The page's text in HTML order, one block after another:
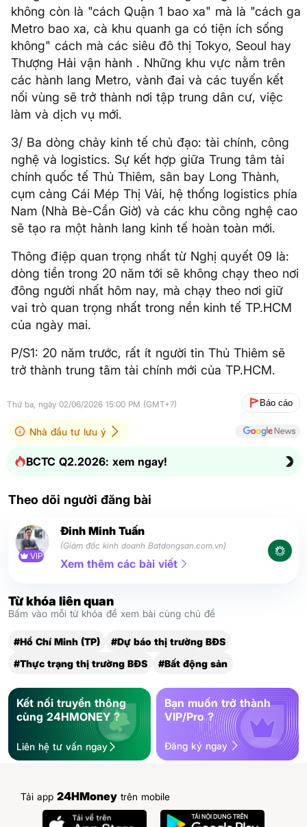
không còn là "cách Quận 1 bao xa" mà là "cách ga
Metro bao xa, cà khu quanh ga có tiện ích sống
không" cách mà các siêu đô thị Tokyo, Seoul hay
Thượng Hải vận hành . Những khu vực nằm trên
các hành lang Metro, vành đai và các tuyến kết
nối vùng sẽ trở thành nơi tập trung dân cư, việc
làm và dịch vụ mới.
3/ Ba dòng chảy kinh tế chủ đạo: tài chính, công
nghệ và logistics. Sự kết hợp giữa Trung tâm tài
chính quốc tế Thủ Thiêm, sân bay Long Thành,
cụm cảng Cái Mép Thị Vải, hệ thống logistics phía
Nam (Nhà Bè-Cần Giờ) và các khu công nghệ cao
sẽ tạo ra một hành lang kinh tế hoàn toàn mới.
Thông điệp quan trọng nhất từ Nghị quyết 09 là:
dòng tiền trong 20 năm tới sẽ không chạy theo nơi
đông người nhất hôm nay, mà chạy theo nơi giữ
vai trò quan trọng nhất trong nền kinh tế TP.HCM
của ngày mai.
P/S1: 20 năm trước, rất ít người tin Thủ Thiêm sẽ
trở thành trung tâm tài chính mới của TP.HCM.
Thứ ba, ngày 02/06/2026 15:00 PM (GMT+7) Báo cáo
Nhà đầu tư lưu ý
BCTC Q2.2026: xem ngay!
Theo dõi người đăng bài
VIP
Đinh Minh Tuấn
(Giám đốc kinh doanh Batdongsan.com.vn)
Xem thêm các bài viết
Từ khóa liên quan
Bấm vào mỗi từ khóa để xem bài cùng chủ đề
#Hồ Chí Minh (TP)
#Dự báo thị trường BĐS
#Thực trạng thị trường BĐS
#Bất động sản
Kết nối truyền thông
cùng 24HMONEY ?
Liên hệ tư vấn ngay
Bạn muốn trở thành
VIP/Pro ?
Đăng ký ngay
Tải app 24HMoney trên mobile